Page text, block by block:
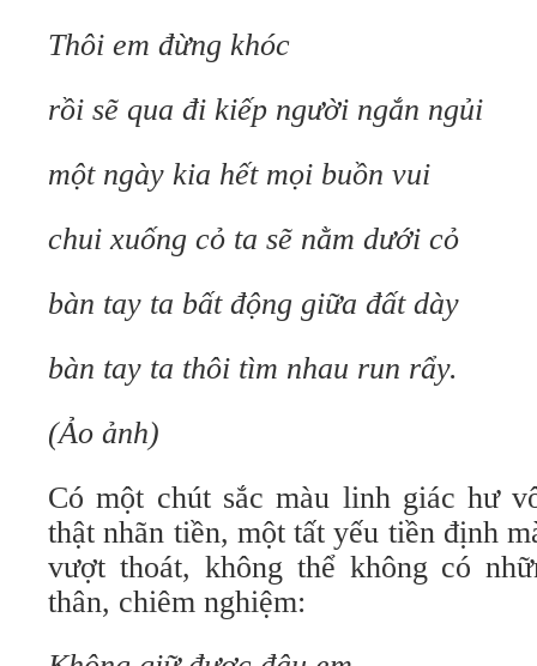
Thôi em đừng khóc
rồi sẽ qua đi kiếp người ngắn ngủi
một ngày kia hết mọi buồn vui
chui xuống cỏ ta sẽ nằm dưới cỏ
bàn tay ta bất động giữa đất dày
bàn tay ta thôi tìm nhau run rẩy.
(Ảo ảnh)
Có một chút sắc màu linh giác hư
thật nhãn tiền, một tất yếu tiền định
vượt thoát, không thể không có
thân, chiêm nghiệm: